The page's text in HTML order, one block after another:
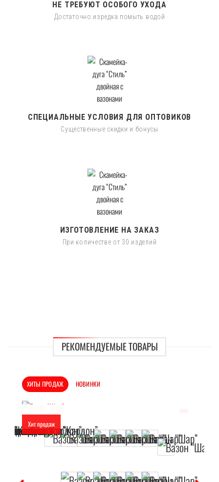
НЕ ТРЕБУЮТ ОСОБОГО УХОДА
Достаточно изредка помыть водой
СПЕЦИАЛЬНЫЕ УСЛОВИЯ ДЛЯ ОПТОВИКОВ
Существенные скидки и бонусы
ИЗГОТОВЛЕНИЕ НА ЗАКАЗ
При количестве от 30 изделий
РЕКОМЕНДУЕМЫЕ ТОВАРЫ
ХИТЫ ПРОДАЖ НОВИНКИ
Хит продаж
Отложить
В наличии